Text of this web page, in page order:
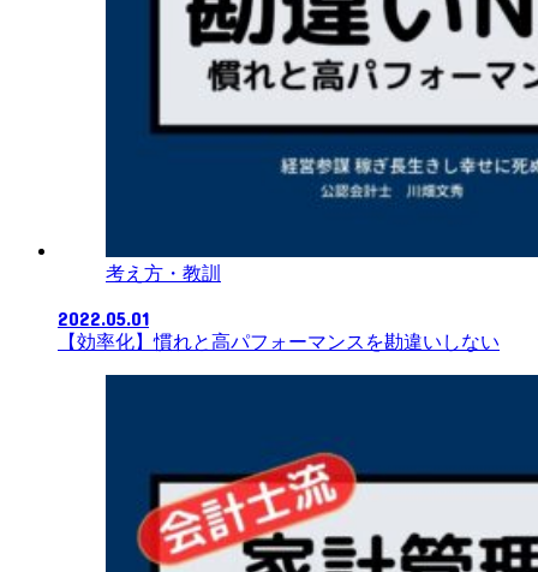
考え方・教訓
2022.05.01
【効率化】慣れと高パフォーマンスを勘違いしない